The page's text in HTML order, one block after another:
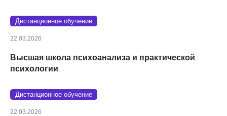
Дистанционное обучение
22.03.2026
Высшая школа психоанализа и практической
психологии
Дистанционное обучение
22.03.2026